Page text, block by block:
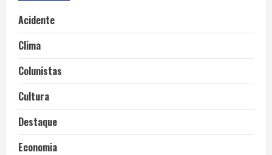
Acidente
Clima
Colunistas
Cultura
Destaque
Economia